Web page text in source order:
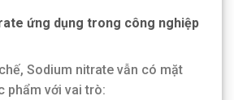
ứng dụng trong công nghiệp
Sodium nitrate vẫn có mặt
phẩm với vai trò: